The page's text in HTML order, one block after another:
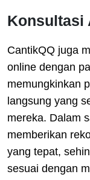
Konsultasi
CantikQQ juga
online dengan
memungkinkan
langsung yang
mereka. Dalam
memberikan
yang tepat,
sesuai dengan